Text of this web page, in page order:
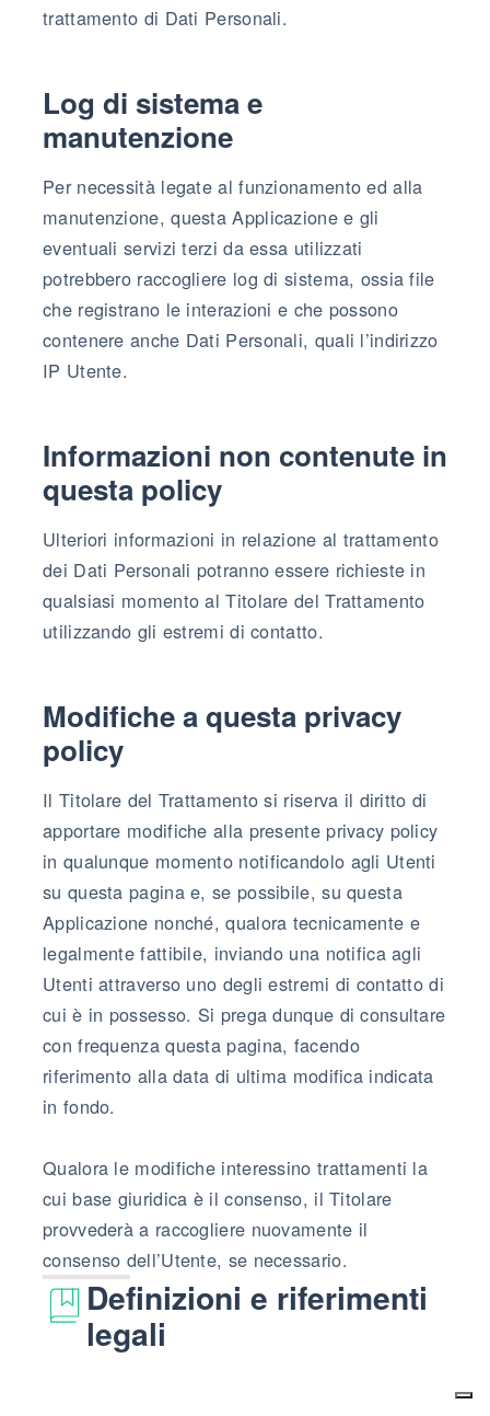
trattamento di Dati Personali.
Log di sistema e
manutenzione
Per necessità legate al funzionamento ed alla
manutenzione, questa Applicazione e gli
eventuali servizi terzi da essa utilizzati
potrebbero raccogliere log di sistema, ossia file
che registrano le interazioni e che possono
contenere anche Dati Personali, quali l’indirizzo
IP Utente.
Informazioni non contenute in
questa policy
Ulteriori informazioni in relazione al trattamento
dei Dati Personali potranno essere richieste in
qualsiasi momento al Titolare del Trattamento
utilizzando gli estremi di contatto.
Modifiche a questa privacy
policy
Il Titolare del Trattamento si riserva il diritto di
apportare modifiche alla presente privacy policy
in qualunque momento notificandolo agli Utenti
su questa pagina e, se possibile, su questa
Applicazione nonché, qualora tecnicamente e
legalmente fattibile, inviando una notifica agli
Utenti attraverso uno degli estremi di contatto di
cui è in possesso. Si prega dunque di consultare
con frequenza questa pagina, facendo
riferimento alla data di ultima modifica indicata
in fondo.
Qualora le modifiche interessino trattamenti la
cui base giuridica è il consenso, il Titolare
provvederà a raccogliere nuovamente il
consenso dell’Utente, se necessario.
Definizioni e riferimenti
legali